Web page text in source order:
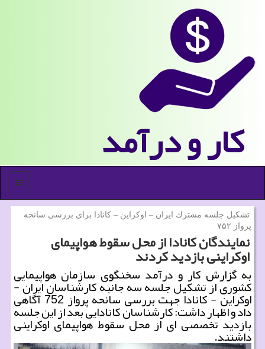
كار و درآمد
منو
تشكیل جلسه مشترك ایران – اوكراین – كانادا برای بررسی سانحه
پرواز ۷۵۲
نمایندگان كانادا از محل سقوط هواپیمای
اوكراینی بازدید كردند
به گزارش كار و درآمد سخنگوی سازمان هواپیمایی
كشوری از تشكیل جلسه سه جانبه كارشناسان ایران -
اوكراین - كانادا جهت بررسی سانحه پرواز 752 آگاهی
داد و اظهار داشت: كارشناسان كانادایی بعد از این جلسه
بازدید تخصصی ای از محل سقوط هواپیمای اوكراینی
داشتند.